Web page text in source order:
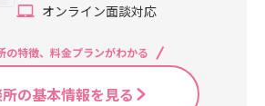
オンライン面談対応
の特徴、料金プランがわかる
の基本情報を見る